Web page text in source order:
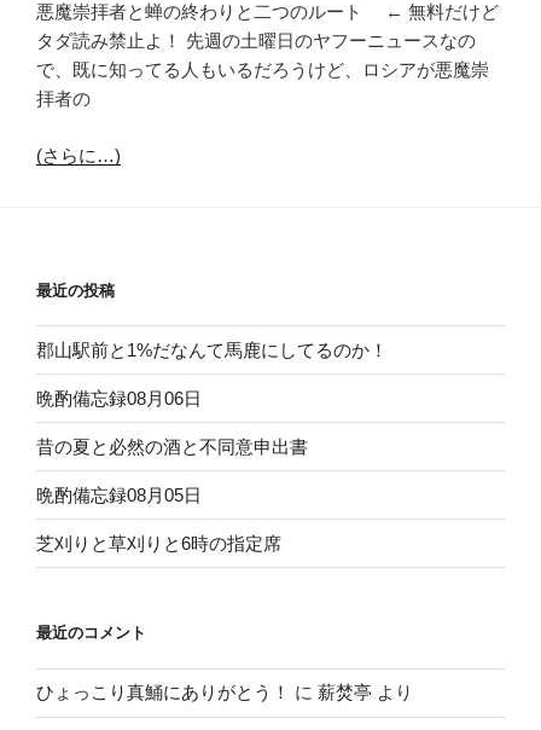
悪魔崇拝者と蝉の終わりと二つのルート ← 無料だけど
タダ読み禁止よ！ 先週の土曜日のヤフーニュースなの
で、既に知ってる人もいるだろうけど、ロシアが悪魔崇
拝者の
(さらに…)
最近の投稿
郡山駅前と1%だなんて馬鹿にしてるのか！
晩酌備忘録08月06日
昔の夏と必然の酒と不同意申出書
晩酌備忘録08月05日
芝刈りと草刈りと6時の指定席
最近のコメント
ひょっこり真鯒にありがとう！ に 薪焚亭 より